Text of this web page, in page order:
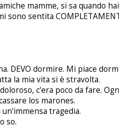
mamme, si sa quando
sentita
DEVO dormire. Mi piace
la mia vita si è stravolta.
c'era poco da fare.
los marones.
tragedia.
so.